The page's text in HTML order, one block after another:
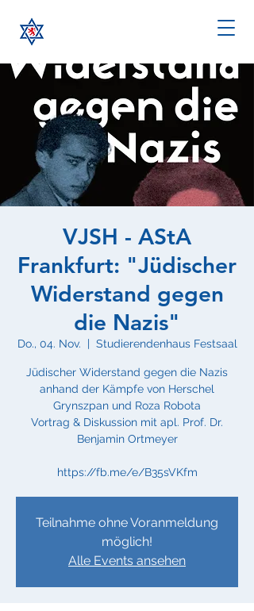
VJSH - AStA
Frankfurt: "Jüdischer
Widerstand gegen
die Nazis"
Do., 04. Nov.
  |
Studierendenhaus Festsaal
Jüdischer Widerstand gegen die Nazis
anhand der Kämpfe von Herschel
Grynszpan und Roza Robota
Vortrag & Diskussion mit apl. Prof. Dr.
Benjamin Ortmeyer
https://fb.me/e/B35sVKfm
Teilnahme ohne Voranmeldung
möglich!
Alle Events ansehen